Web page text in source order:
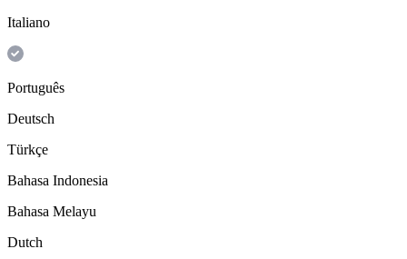
Italiano
Português
Deutsch
Türkçe
Bahasa Indonesia
Bahasa Melayu
Dutch